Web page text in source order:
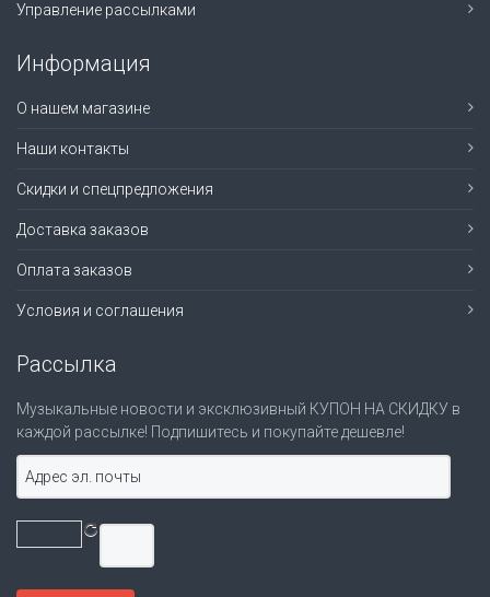
Управление рассылками
Информация
О нашем магазине
Наши контакты
Скидки и спецпредложения
Доставка заказов
Оплата заказов
Условия и соглашения
Рассылка
Музыкальные новости и эксклюзивный КУПОН НА СКИДКУ в
каждой рассылке! Подпишитесь и покупайте дешевле!